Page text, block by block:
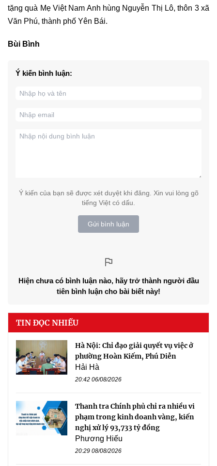
tặng quà Mẹ Việt Nam Anh hùng Nguyễn Thị Lô, thôn 3 xã
Văn Phú, thành phố Yên Bái.
Bùi Bình
Ý kiến bình luận:
Ý kiến của bạn sẽ được xét duyệt khi đăng. Xin vui lòng gõ
tiếng Việt có dấu.
Gửi bình luận
Hiện chưa có bình luận nào, hãy trở thành người đầu
tiên bình luận cho bài biết này!
TIN ĐỌC NHIỀU
Hà Nội: Chỉ đạo giải quyết vụ việc ở
phường Hoàn Kiếm, Phú Diễn
Hải Hà
20:42 06/08/2026
Thanh tra Chính phủ chỉ ra nhiều vi
phạm trong kinh doanh vàng, kiến
nghị xử lý 93,733 tỷ đồng
Phương Hiếu
20:29 08/08/2026